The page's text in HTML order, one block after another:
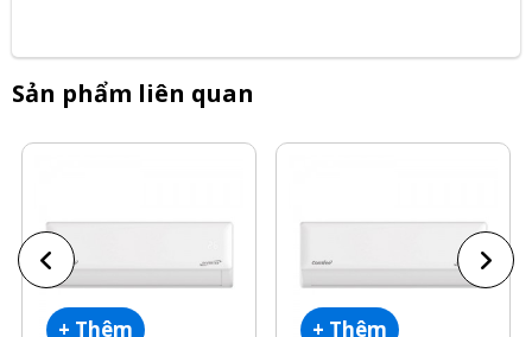
Sản phẩm liên quan
+ Thêm + Thêm